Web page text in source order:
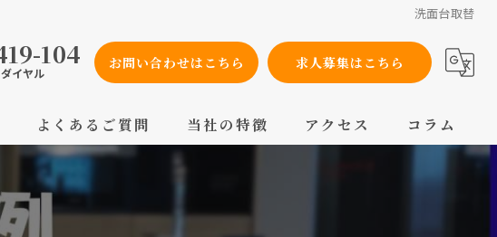
洗面台取替
104
イヤル
お問い合わせはこちら 求人募集はこちら
よくあるご質問 当社の特徴 アクセス コラム